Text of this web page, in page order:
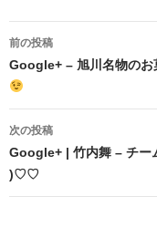
投
稿
ナ
ビ
ゲ
ー
前の投稿
Google+ – 旭川名物のお
次の投稿
Google+ | 竹内舞 – チー
)♡♡